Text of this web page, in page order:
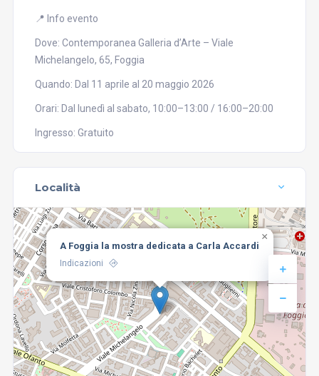
📍 Info evento
Dove: Contemporanea Galleria d’Arte – Viale
Michelangelo, 65, Foggia
Quando: Dal 11 aprile al 20 maggio 2026
Orari: Dal lunedì al sabato, 10:00–13:00 / 16:00–20:00
Ingresso: Gratuito
Località
A Foggia la mostra dedicata a Carla Accardi
Indicazioni
×